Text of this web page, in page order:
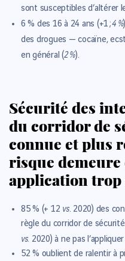
sont susceptibles d’altérer
6 % des 16 à 24 ans (+1 ;4 %
des drogues — cocaïne,
en général (2 %).
Sécurité des
du corridor de
connue et plus
risque demeure
application trop
85 % (+ 12 vs. 2020) des
règle du corridor de sécurité.
vs. 2020) à ne pas
52 % oublient de ralentir à